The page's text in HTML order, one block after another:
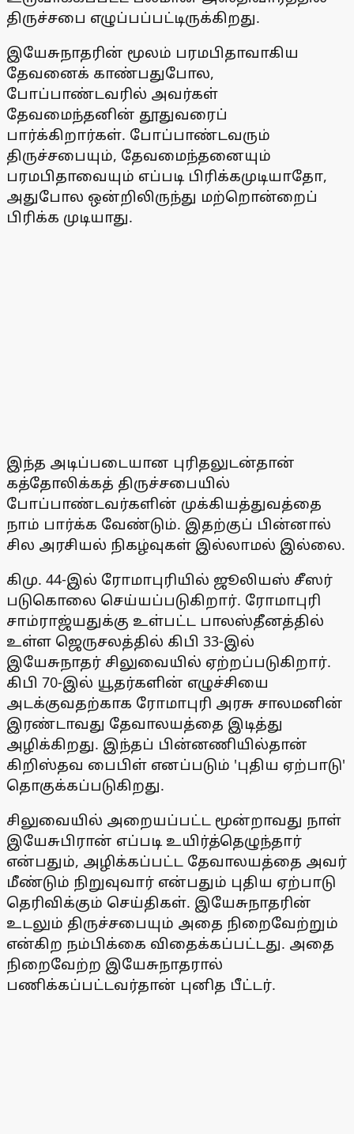
திருச்சபை எழுப்பப்பட்டிருக்கிறது.
இயேசுநாதரின் மூலம் பரமபிதாவாகிய
தேவனைக் காண்பதுபோல,
போப்பாண்டவரில் அவர்கள்
தேவமைந்தனின் தூதுவரைப்
பார்க்கிறார்கள். போப்பாண்டவரும்
திருச்சபையும், தேவமைந்தனையும்
பரமபிதாவையும் எப்படி பிரிக்கமுடியாதோ,
அதுபோல ஒன்றிலிருந்து மற்றொன்றைப்
பிரிக்க முடியாது.
இந்த அடிப்படையான புரிதலுடன்தான்
கத்தோலிக்கத் திருச்சபையில்
போப்பாண்டவர்களின் முக்கியத்துவத்தை
நாம் பார்க்க வேண்டும். இதற்குப் பின்னால்
சில அரசியல் நிகழ்வுகள் இல்லாமல் இல்லை.
கிமு. 44-இல் ரோமாபுரியில் ஜூலியஸ் சீஸர்
படுகொலை செய்யப்படுகிறார். ரோமாபுரி
சாம்ராஜ்யதுக்கு உள்பட்ட பாலஸ்தீனத்தில்
உள்ள ஜெருசலத்தில் கிபி 33-இல்
இயேசுநாதர் சிலுவையில் ஏற்றப்படுகிறார்.
கிபி 70-இல் யூதர்களின் எழுச்சியை
அடக்குவதற்காக ரோமாபுரி அரசு சாலமனின்
இரண்டாவது தேவாலயத்தை இடித்து
அழிக்கிறது. இந்தப் பின்னணியில்தான்
கிறிஸ்தவ பைபிள் எனப்படும் 'புதிய ஏற்பாடு'
தொகுக்கப்படுகிறது.
சிலுவையில் அறையப்பட்ட மூன்றாவது நாள்
இயேசுபிரான் எப்படி உயிர்த்தெழுந்தார்
என்பதும், அழிக்கப்பட்ட தேவாலயத்தை அவர்
மீண்டும் நிறுவுவார் என்பதும் புதிய ஏற்பாடு
தெரிவிக்கும் செய்திகள். இயேசுநாதரின்
உடலும் திருச்சபையும் அதை நிறைவேற்றும்
என்கிற நம்பிக்கை விதைக்கப்பட்டது. அதை
நிறைவேற்ற இயேசுநாதரால்
பணிக்கப்பட்டவர்தான் புனித பீட்டர்.